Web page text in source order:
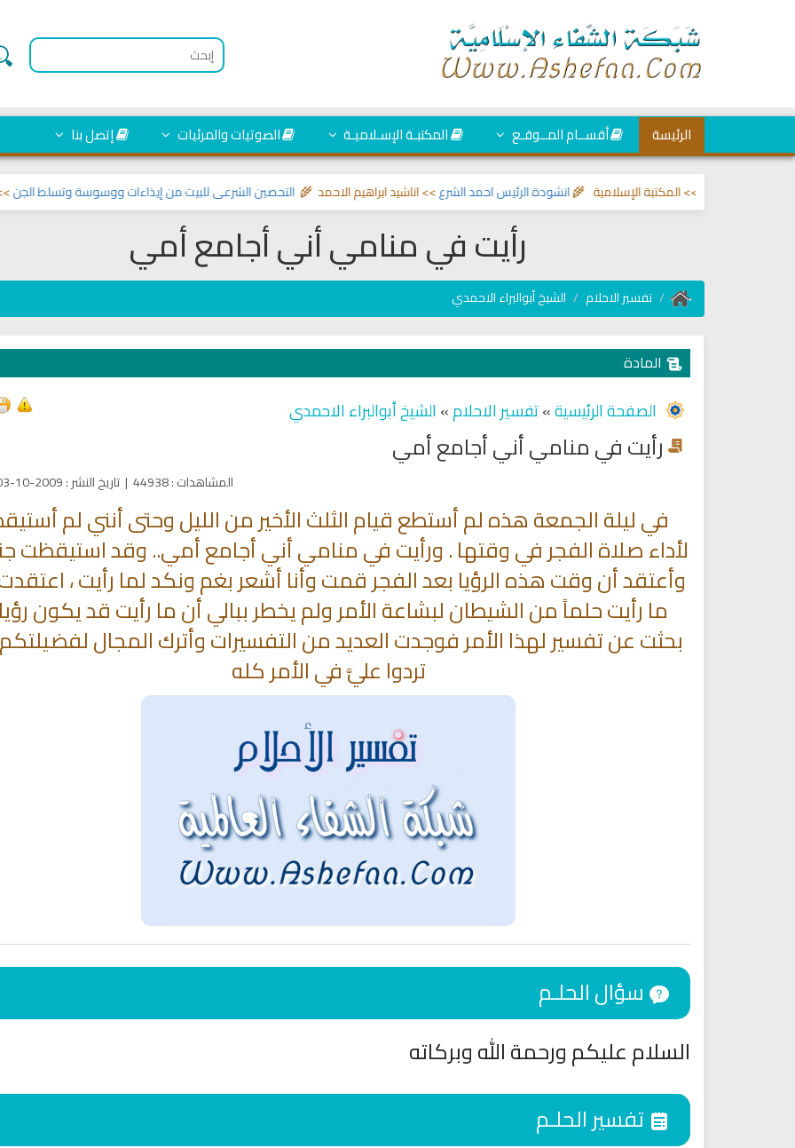
الرئيسة أقســام المــوقـع المكتبـة الإسـلاميـة الصوتيات والمرئيات إتصل بنا
التحصين الشرعي للبيت من إيذاءات ووسوسة وتسلط الجن>> مواضيع انشودة الرئيس احمد الشرع>> اناشيد ابراهيم الاحمد 🌾 >> المكتبة الإسلامية 🌾
رأيت في منامي أني أجامع أمي
تفسير الاحلام الشيخ أبوالبراء الاحمدي
المادة
الصفحة الرئيسية»تفسير الاحلام»الشيخ أبوالبراء الاحمدي
رأيت في منامي أني أجامع أمي
المشاهدات:
44938
| تاريخ النشر:
2009-10-03
في ليلة الجمعة هذه لم أستطع قيام الثلث الأخير من الليل وحتى أنني لم
لأداء صلاة الفجر في وقتها . ورأيت في منامي أني أجامع أمي.. وقد استيقظت
وأعتقد أن وقت هذه الرؤيا بعد الفجر قمت وأنا أشعر بغم ونكد لما رأيت ،
ما رأيت حلماً من الشيطان لبشاعة الأمر ولم يخطر ببالي أن ما رأيت قد يكون
بحثت عن تفسير لهذا الأمر فوجدت العديد من التفسيرات وأترك المجال
تردوا عليَّ في الأمر كله
السلام عليكم ورحمة الله وبركاته
Ruqyah Shariah Full Mishary
Ruqyah Shariah
Sihir Jin Yahudi pada Seorang
Wanita
أناشيد الأم
اقمار الهبارية
فريق أجناد للفن الاسلامي 21723 | 2025-05-04